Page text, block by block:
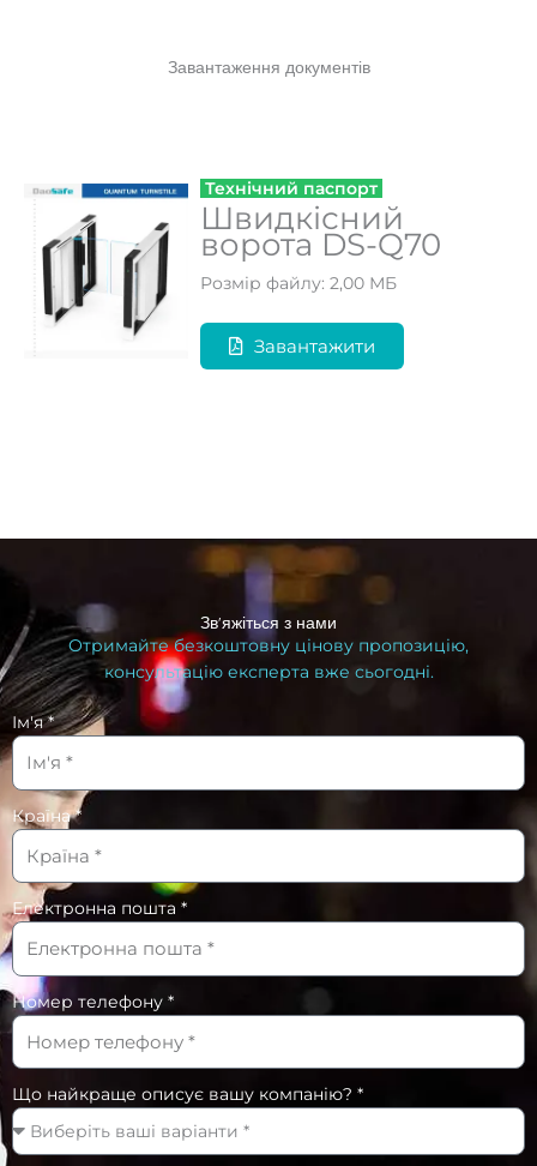
Завантаження документів
Технічний паспорт
Швидкісний
ворота DS-Q70
Розмір файлу: 2,00 МБ
Завантажити
Зв'яжіться з нами
Отримайте безкоштовну цінову пропозицію,
консультацію експерта вже сьогодні.
Ім'я *
Країна *
Електронна пошта *
Номер телефону *
Що найкраще описує вашу компанію? *